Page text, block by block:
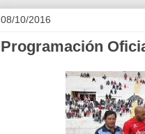
08/10/2016
Programación